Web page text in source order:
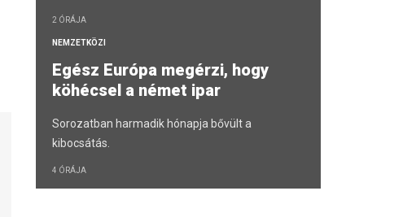
2 ÓRÁJA
NEMZETKÖZI
Egész Európa megérzi, hogy
köhécsel a német ipar
Sorozatban harmadik hónapja bővült a
kibocsátás.
4 ÓRÁJA